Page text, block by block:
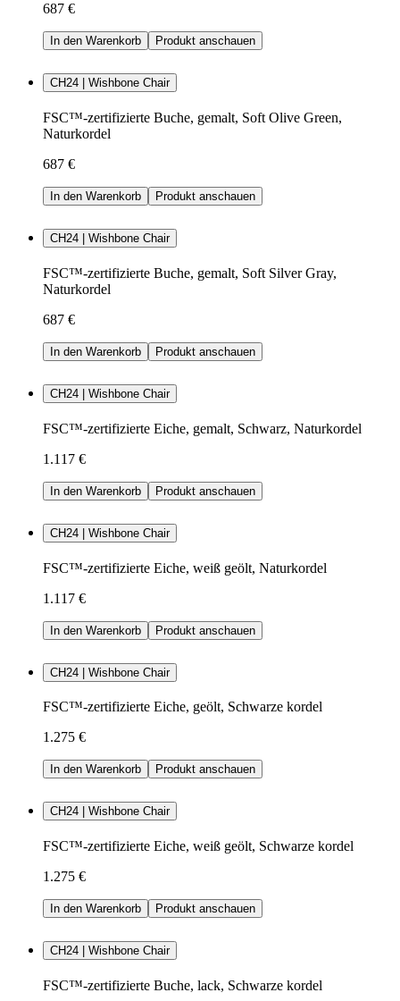
687 €
In den Warenkorb Produkt anschauen
CH24 | Wishbone Chair
FSC™-zertifizierte Buche, gemalt, Soft Olive Green,
Naturkordel
687 €
In den Warenkorb Produkt anschauen
CH24 | Wishbone Chair
FSC™-zertifizierte Buche, gemalt, Soft Silver Gray,
Naturkordel
687 €
In den Warenkorb Produkt anschauen
CH24 | Wishbone Chair
FSC™-zertifizierte Eiche, gemalt, Schwarz, Naturkordel
1.117 €
In den Warenkorb Produkt anschauen
CH24 | Wishbone Chair
FSC™-zertifizierte Eiche, weiß geölt, Naturkordel
1.117 €
In den Warenkorb Produkt anschauen
CH24 | Wishbone Chair
FSC™-zertifizierte Eiche, geölt, Schwarze kordel
1.275 €
In den Warenkorb Produkt anschauen
CH24 | Wishbone Chair
FSC™-zertifizierte Eiche, weiß geölt, Schwarze kordel
1.275 €
In den Warenkorb Produkt anschauen
CH24 | Wishbone Chair
FSC™-zertifizierte Buche, lack, Schwarze kordel